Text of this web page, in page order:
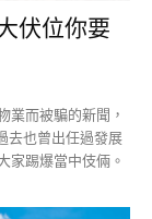
伏位你要
業而被騙的新聞，
去也曾出任過發展
家踢爆當中伎倆。